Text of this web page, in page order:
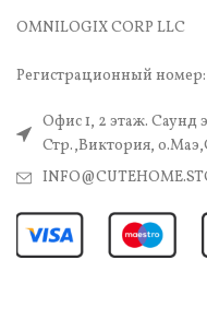
OMNILOGIX CORP LLC
Регистрационный номер:
Офис 1, 2 этаж. Саунд
Стр.,Виктория,